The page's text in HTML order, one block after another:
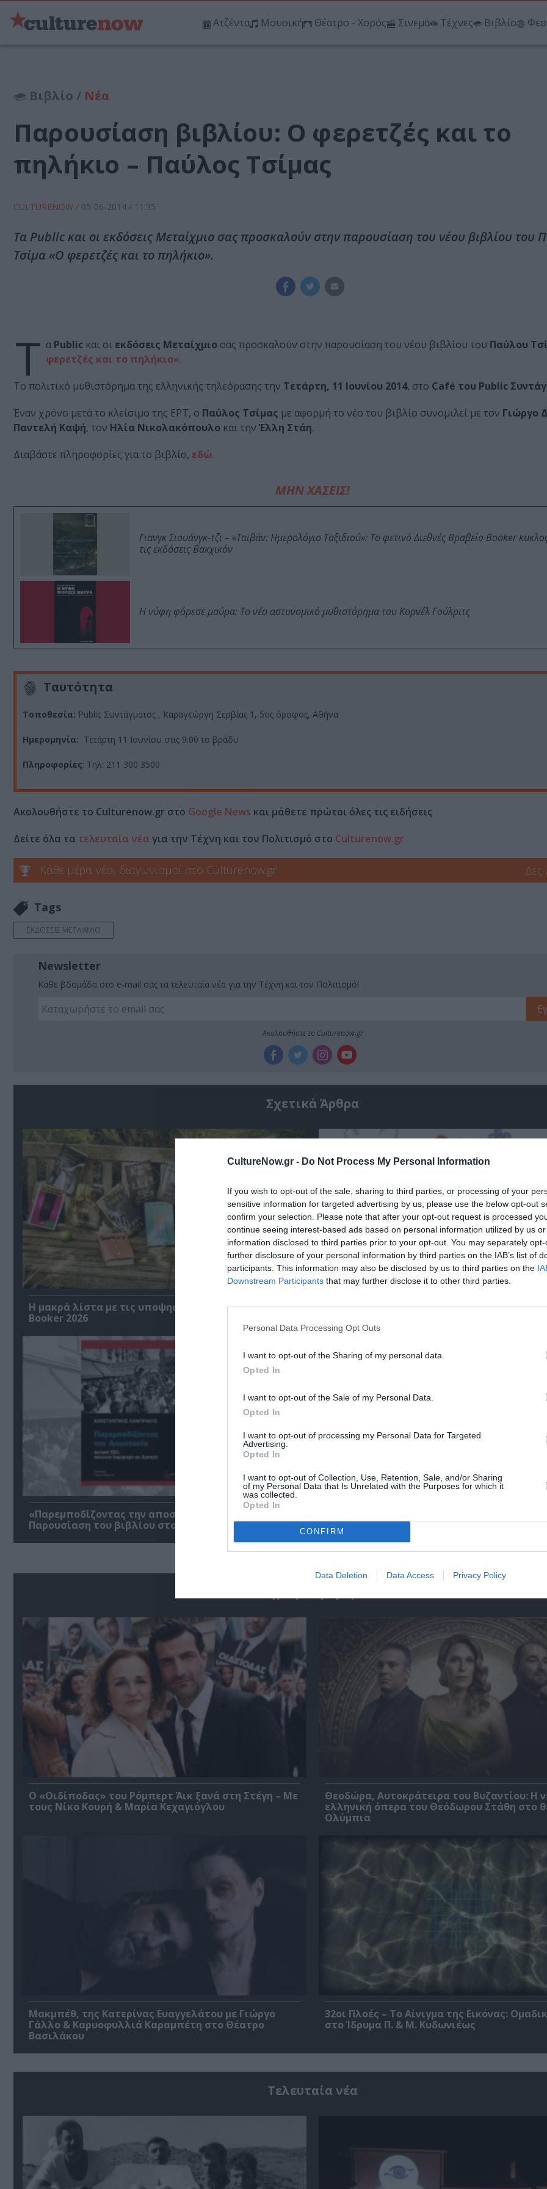
CultureNow.gr - Do Not Process My Personal Information
If you wish to opt-out of the sale, sharing to third parties, or processing of your
sensitive information for targeted advertising by us, please use the below opt-out
confirm your selection. Please note that after your opt-out request is processed
continue seeing interest-based ads based on personal information utilized by us
information disclosed to third parties prior to your opt-out. You may separately
further disclosure of your personal information by third parties on the IAB’s list of
participants. This information may also be disclosed by us to third parties on the
Downstream Participants that may further disclose it to other third parties.
Personal Data Processing Opt Outs
I want to opt-out of the Sharing of my personal data.
Opted In
I want to opt-out of the Sale of my Personal Data.
Opted In
I want to opt-out of processing my Personal Data for Targeted
Advertising.
Opted In
I want to opt-out of Collection, Use, Retention, Sale, and/or Sharing
of my Personal Data that Is Unrelated with the Purposes for which it
was collected.
Opted In
CONFIRM
Data Deletion Data Access Privacy Policy
Ατζέντα Μουσική Θέατρο - Χορός Σινεμά Τέχνες Βιβλίο
Βιβλίο / Νέα
Παρουσίαση βιβλίου: Ο φερετζές και το
πηλήκιο – Παύλος Τσίμας
CULTURENOW / 05-06-2014 / 11:35
Τα Public και οι εκδόσεις Μεταίχμιο σας προσκαλούν στην παρουσίαση του νέου βιβλίου του
Τσίμα «Ο φερετζές και το πηλήκιο».
Τ α Public και οι εκδόσεις Μεταίχμιο σας προσκαλούν στην παρουσίαση του νέου βιβλίου του Παύλου
φερετζές και το πηλήκιο».
Το πολιτικό μυθιστόρημα της ελληνικής τηλεόρασης την Τετάρτη, 11 Ιουνίου 2014, στο Café του Public
Έναν χρόνο μετά το κλείσιμο της ΕΡΤ, ο Παύλος Τσίμας με αφορμή το νέο του βιβλίο συνομιλεί με τον Γιώργο
Παντελή Καψή, τον Ηλία Νικολακόπουλο και την Έλλη Στάη.
Διαβάστε πληροφορίες για το βιβλίο, εδώ.
ΜΗΝ ΧΑΣΕΙΣ!
Γιανγκ Σιουάνγκ-τζι – «Ταϊβάν: Ημερολόγιο Ταξιδιού»: Το φετινό Διεθνές Βραβείο Booker
τις εκδόσεις Βακχικόν
Η νύφη φόρεσε μαύρα: Το νέο αστυνομικό μυθιστόρημα του Κορνέλ Γούλριτς
Ταυτότητα
Τοποθεσία: Public Συντάγματος , Καραγεώργη Σερβίας 1, 5ος όροφος, Αθήνα
Ημερομηνία: Τετάρτη 11 Ιουνίου στις 9:00 το βράδυ
Πληροφορίες: Τηλ: 211 300 3500
Ακολουθήστε το Culturenow.gr στο Google News και μάθετε πρώτοι όλες τις ειδήσεις
Δείτε όλα τα τελευταία νέα για την Τέχνη και τον Πολιτισμό στο Culturenow.gr
Κάθε μέρα νέοι διαγωνισμοί στο Culturenow.gr Δες
Tags
ΕΚΔΟΣΕΙΣ ΜΕΤΑΙΧΜΙΟ
Newsletter
Κάθε βδομάδα στο e-mail σας τα τελευταία νέα για την Τέχνη και τον Πολιτισμό!
Ακολουθήστε το Culturenow.gr
Σχετικά Άρθρα
Η μακρά λίστα με τις υποψηφιότητες για το Βραβείο
Booker 2026
Έκθεση Βιβλίου 2026 στο Ναύπλιο
«Παρεμποδίζοντας την αποστασία, Ιουλιανά 1965»:
Παρουσίαση του βιβλίου στο Μεταξουργείο
Παρουσίαση του βιβλίου στα Public
O «Οιδίποδας» του Ρόμπερτ Άικ ξανά στη Στέγη – Με
τους Νίκο Κουρή & Μαρία Κεχαγιόγλου
Θεοδώρα, Αυτοκράτειρα του Βυζαντίου: Η
ελληνική όπερα του Θεόδωρου Στάθη στο
Ολύμπια
Μακμπέθ, της Κατερίνας Ευαγγελάτου με Γιώργο
Γάλλο & Καρυοφυλλιά Καραμπέτη στο Θέατρο
Βασιλάκου
32οι Πλοές – Το Αίνιγμα της Εικόνας:
στο Ίδρυμα Π. & Μ. Κυδωνιέως
Τελευταία νέα